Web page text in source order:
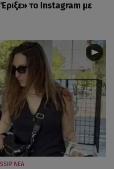
το Instagram με
ΝΕΑ